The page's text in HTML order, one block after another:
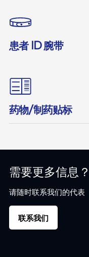
患者 ID 腕带
药物/制药贴标
需要更多信息？
请随时联系我们的代表
联系我们